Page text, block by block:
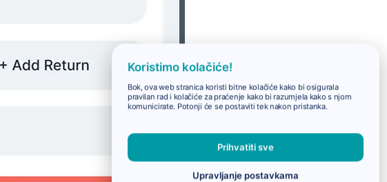
Koristimo kolačiće!
Bok, ova web stranica koristi bitne kolačiće kako bi osigurala
pravilan rad i kolačiće za praćenje kako bi razumjela kako s njom
komunicirate. Potonji će se postaviti tek nakon pristanka.
Prihvatiti sve
Upravljanje postavkama